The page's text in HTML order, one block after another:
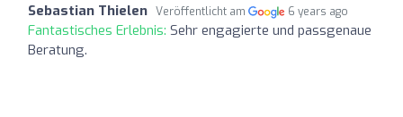
Sebastian Thielen Veröffentlicht am 6 years ago
Fantastisches Erlebnis: Sehr engagierte und passgenaue
Beratung.